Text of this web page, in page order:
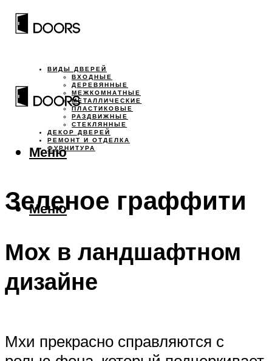
ВИДЫ ДВЕРЕЙ
ВХОДНЫЕ
ДЕРЕВЯННЫЕ
МЕЖКОМНАТНЫЕ
МЕТАЛЛИЧЕСКИЕ
ПЛАСТИКОВЫЕ
РАЗДВИЖНЫЕ
СТЕКЛЯННЫЕ
ДЕКОР ДВЕРЕЙ
РЕМОНТ И ОТДЕЛКА
ФУРНИТУРА
Меню
Меню
Зеленое граффити
Мох в ландшафтном
дизайне
Мхи прекрасно справляются с